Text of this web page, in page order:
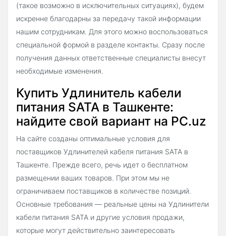
(такое возможно в исключительных ситуациях), будем
искренне благодарны за передачу такой информации
нашим сотрудникам. Для этого можно воспользоваться
специальной формой в разделе контакты. Сразу после
получения данных ответственные специалисты внесут
необходимые изменения.
Купить Удлинитель кабели
питания SATA в Ташкенте:
найдите свой вариант на PC.uz
На сайте созданы оптимальные условия для
поставщиков Удлинителей кабеля питания SATA в
Ташкенте. Прежде всего, речь идет о бесплатном
размещении ваших товаров. При этом мы не
ограничиваем поставщиков в количестве позиций.
Основные требования — реальные цены на Удлинители
кабели питания SATA и другие условия продажи,
которые могут действительно заинтересовать